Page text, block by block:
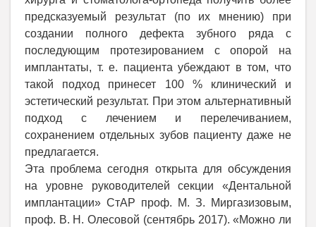
предсказуемый результат (по их мнению) при
создании полного дефекта зубного ряда с
последующим протезированием с опорой на
имплантаты, т. е. пациента убеждают в том, что
такой подход принесет 100 % клинический и
эстетический результат. При этом альтернативный
подход с лечением и перелечиванием,
сохранением отдельных зубов пациенту даже не
предлагается.
Эта проблема сегодня открыта для обсуждения
на уровне руководителей секции «Дентальной
имплантации» СтАР проф. М. З. Миргазизовым,
проф. В. Н. Олесовой (сентябрь 2017). «Можно ли